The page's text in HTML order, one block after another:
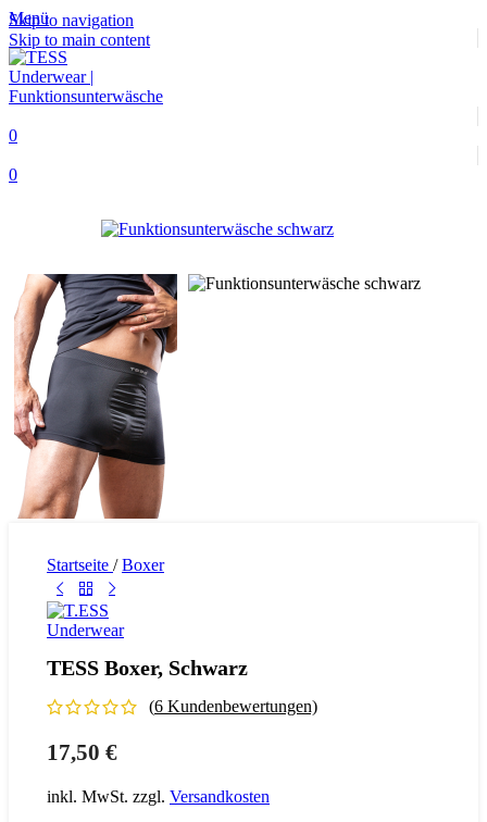
Skip to navigation
Skip to main content
Menü
0
0
Startseite / Boxer
TESS Boxer, Schwarz
(6 Kundenbewertungen)
17,50 €
inkl. MwSt. zzgl. Versandkosten